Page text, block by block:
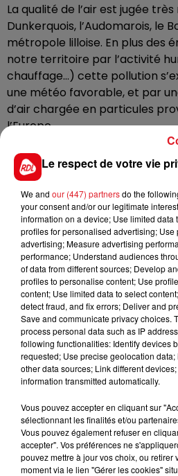
La qualité de l’air est jugée
Dunkerquois, l’Audomarois, le
métropole lilloise. En plus des
notre territoire par l’activité
chauffage…) cette pollution
une météo favorable, et par
d’air chargée en particules
l’Europe.
Les autorités recommandent
possible, les transports en
vitesse sur les grandes routes.
aussi invités à éviter les
extérieur.
La situation devrait
épisode de pollution aux
novembre 2020, avait déjà eu
4 jours.
FIL D'ACTUS
Le respect de votre vie
We and our (447) partnersdo the
your consent and/or our legitimate
information on a device; Use limited data
profiles for personalised advertising;
advertising; Measure advertising
performance; Understand audiences
of data from different sources; Develop
profiles to personalise content; Use
content; Use limited data to select
detect fraud, and fix errors; Deliver and
Save and communicate privacy choices.
process personal data such as IP
following functionalities: Identify devices
requested; Use precise geolocation
other data sources; Link different
information transmitted automatically.
Vous pouvez accepter en cliquant sur
sélectionnant les finalités et/ou
Vous pouvez également refuser en
accepter". Vos préférences ne
pouvez mettre à jour vos choix, ou retirer
moment via le lien "Gérer les cookies"